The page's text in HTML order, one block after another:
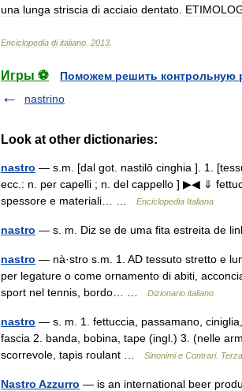
una lunga striscia di acciaio dentato
Enciclopedia di italiano 2013
Игры ⚽
Поможем решить контрольную
nastrino
Look at other dictionaries:
nastro — s.m. [dal got. nastilō cinghia ]. 1.
ecc.: n. per capelli ; n. del cappello ] ▶◀ ⇓
spessore e materiali… …
Enciclopedia Italiana
nastro — s. m. Diz se de uma fita estreita de
nastro — nà·stro s.m. 1. AD tessuto stretto e
per legature o come ornamento di abiti,
sport nel tennis, bordo… …
Dizionario italiano
nastro — s. m. 1. fettuccia, passamano,
fascia 2. banda, bobina, tape (ingl.) 3. (nelle
scorrevole, tapis roulant …
Sinonimi e Contrari.
Nastro Azzurro — is an international beer